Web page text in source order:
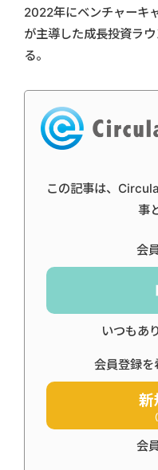
2022年にベンチャー
が主導した成長投資ラ
る。
この記事は、
事
会
いつもあ
会員登録を
新
会